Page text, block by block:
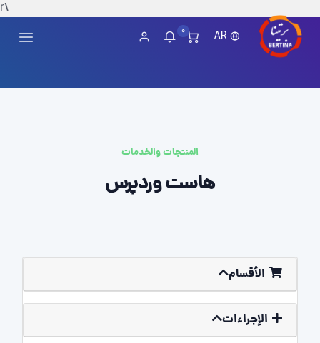
\r
AR
0
المنتجات والخدمات
هاست وردپرس
الأقسام
الإجراءات